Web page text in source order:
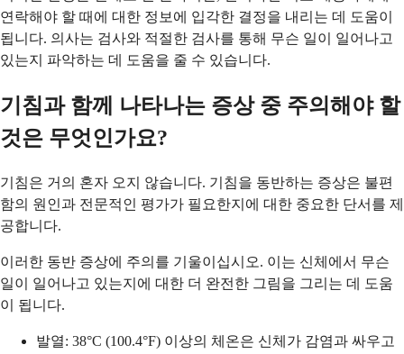
연락해야 할 때에 대한 정보에 입각한 결정을 내리는 데 도움이
됩니다. 의사는 검사와 적절한 검사를 통해 무슨 일이 일어나고
있는지 파악하는 데 도움을 줄 수 있습니다.
기침과 함께 나타나는 증상 중 주의해야 할
것은 무엇인가요?
기침은 거의 혼자 오지 않습니다. 기침을 동반하는 증상은 불편
함의 원인과 전문적인 평가가 필요한지에 대한 중요한 단서를 제
공합니다.
이러한 동반 증상에 주의를 기울이십시오. 이는 신체에서 무슨
일이 일어나고 있는지에 대한 더 완전한 그림을 그리는 데 도움
이 됩니다.
발열: 38°C (100.4°F) 이상의 체온은 신체가 감염과 싸우고